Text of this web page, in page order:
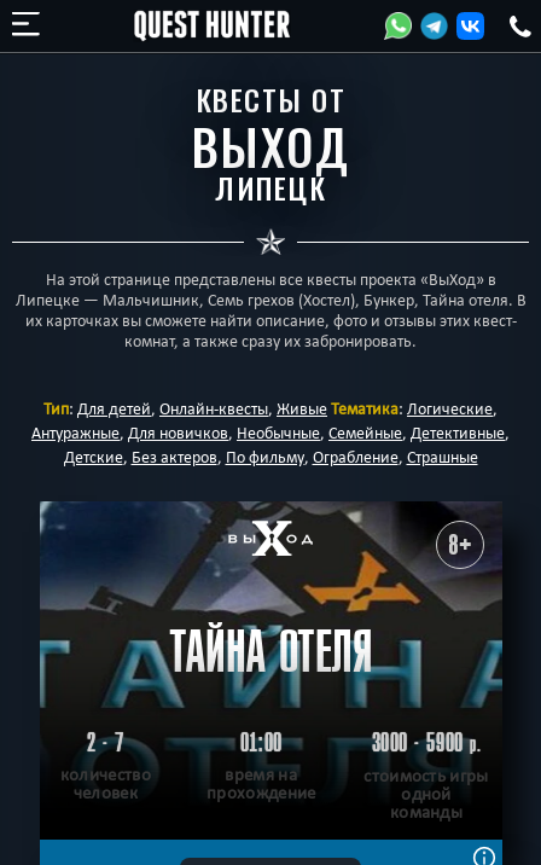
КВЕСТЫ ОТ
ВЫХОД
ЛИПЕЦК
На этой странице представлены все квесты проекта «ВыХод» в
Липецке — Мальчишник, Семь грехов (Хостел), Бункер, Тайна отеля. В
их карточках вы сможете найти описание, фото и отзывы этих квест-
комнат, а также сразу их забронировать.
Тип: Для детей, Онлайн-квесты, ЖивыеТематика: Логические,
Антуражные, Для новичков, Необычные, Семейные, Детективные,
Детские, Без актеров, По фильму, Ограбление, Страшные
8+
ТАЙНА ОТЕЛЯ
2 - 7
количество
человек
01:00
время на
прохождение
3000 - 5900р.
стоимость игры
одной
команды